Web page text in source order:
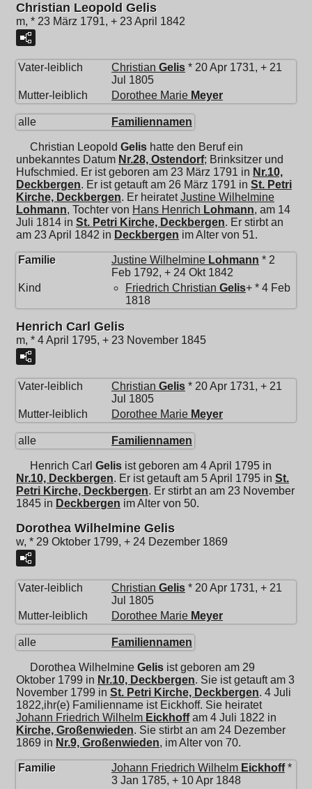
Christian Leopold Gelis
m, * 23 März 1791, + 23 April 1842
Vater-leiblich Christian Gelis * 20 Apr 1731, + 21
Jul 1805
Mutter-leiblich
Dorothee Marie Meyer
alle Familiennamen
Christian Leopold Gelis hatte den Beruf ein
unbekanntes Datum Nr.28, Ostendorf; Brinksitzer und
Hufschmied. Er ist geboren am 23 März 1791 in Nr.10,
Deckbergen. Er ist getauft am 26 März 1791 in St. Petri
Kirche, Deckbergen. Er heiratetJustine Wilhelmine
Lohmann, Tochter von Hans Henrich Lohmann, am 14
Juli 1814 in St. Petri Kirche, Deckbergen. Er stirbt an
am 23 April 1842 in Deckbergen im Alter von 51.
Familie Justine Wilhelmine Lohmann * 2
Feb 1792, + 24 Okt 1842
Kind
Friedrich Christian Gelis+ * 4 Feb
1818
Henrich Carl Gelis
m, * 4 April 1795, + 23 November 1845
Vater-leiblich Christian Gelis * 20 Apr 1731, + 21
Jul 1805
Mutter-leiblich
Dorothee Marie Meyer
alle Familiennamen
Henrich Carl Gelis ist geboren am 4 April 1795 in
Nr.10, Deckbergen. Er ist getauft am 5 April 1795 in St.
Petri Kirche, Deckbergen. Er stirbt an am 23 November
1845 in Deckbergen im Alter von 50.
Dorothea Wilhelmine Gelis
w, * 29 Oktober 1799, + 24 Dezember 1869
Vater-leiblich Christian Gelis * 20 Apr 1731, + 21
Jul 1805
Mutter-leiblich
Dorothee Marie Meyer
alle Familiennamen
Dorothea Wilhelmine Gelis ist geboren am 29
Oktober 1799 in Nr.10, Deckbergen. Sie ist getauft am 3
November 1799 in St. Petri Kirche, Deckbergen. 4 Juli
1822,ihr(e) Familienname ist Eickhoff. Sie heiratet
Johann Friedrich Wilhelm Eickhoffam 4 Juli 1822 in
Kirche, Großenwieden. Sie stirbt an am 24 Dezember
1869 in Nr.9, Großenwieden, im Alter von 70.
Familie Johann Friedrich Wilhelm Eickhoff*
3 Jan 1785, + 10 Apr 1848